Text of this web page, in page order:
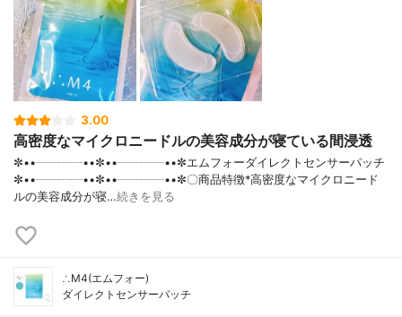
3.00
高密度なマイクロニードルの美容成分が寝ている間浸透
✼••┈┈┈┈••✼••┈┈┈┈••✼エムフォーダイレクトセンサーパッチ
✼••┈┈┈┈••✼••┈┈┈┈••✼〇商品特徴*高密度なマイクロニード
ルの美容成分が寝…続きを見る
∴M4(エムフォー)
ダイレクトセンサーパッチ